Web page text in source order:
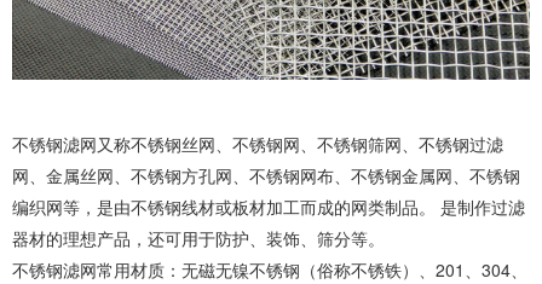
不锈钢滤网又称不锈钢丝网、不锈钢网、不锈钢筛网、不锈钢过滤
网、金属丝网、不锈钢方孔网、不锈钢网布、不锈钢金属网、不锈钢
编织网等，是由不锈钢线材或板材加工而成的网类制品。 是制作过滤
器材的理想产品，还可用于防护、装饰、筛分等。
不锈钢滤网常用材质：无磁无镍不锈钢（俗称不锈铁）、201、304、